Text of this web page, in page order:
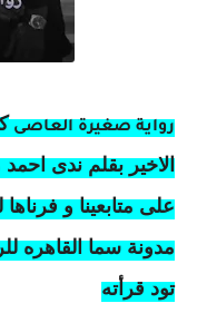
رواية صغيرة العاصى
الاخير بقلم ندى
على متابعينا و
مدونة سما القاهره
تود قرأته